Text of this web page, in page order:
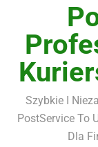
Szybkie I
PostService To
Dla